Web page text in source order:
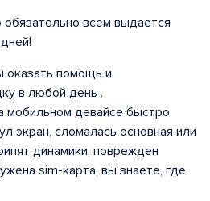
всем выдается
оказать помощь и
в любой день .
мобильном девайсе быстро
экран, сломалась основная или
динамики, поврежден
sim-карта, вы знаете, где